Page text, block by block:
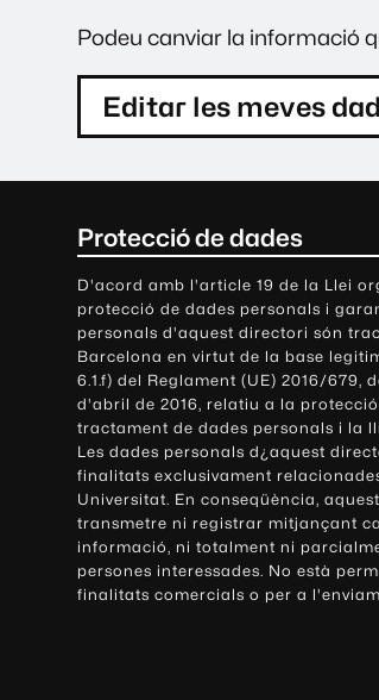
Podeu canviar la informació
Editar les meves
Protecció de dades
D'acord amb l'article 19 de la Llei
protecció de dades personals i
personals d'aquest directori són
Barcelona en virtut de la base
6.1.f) del Reglament (UE) 2016/679,
d'abril de 2016, relatiu a la
tractament de dades personals i la
Les dades personals d¿aquest
finalitats exclusivament
Universitat. En conseqüència,
transmetre ni registrar mitjançant
informació, ni totalment ni
persones interessades. No està
finalitats comercials o per a